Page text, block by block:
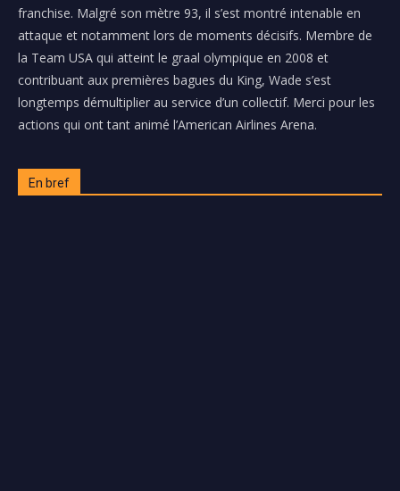
franchise. Malgré son mètre 93, il s’est montré intenable en
attaque et notamment lors de moments décisifs. Membre de
la Team USA qui atteint le graal olympique en 2008 et
contribuant aux premières bagues du King, Wade s’est
longtemps démultiplier au service d’un collectif. Merci pour les
actions qui ont tant animé l’American Airlines Arena.
En bref